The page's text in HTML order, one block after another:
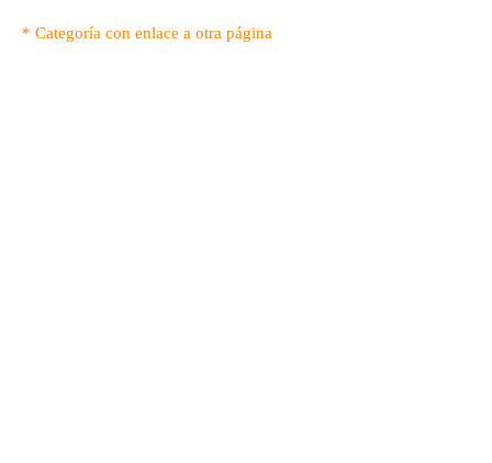
* Categoría con enlace a otra página